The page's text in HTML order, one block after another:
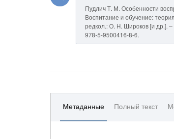
Пудлич Т. М. Особенности
Воспитание и обучение:
редкол.: О. Н. Широков [и др.].
978-5-9500416-8-6.
Метаданные Полный текст